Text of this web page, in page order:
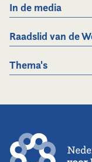
In de media
Raadslid van de
Thema's